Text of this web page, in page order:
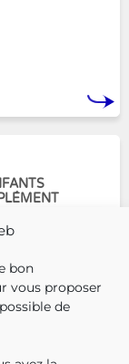
bon
vous proposer
de